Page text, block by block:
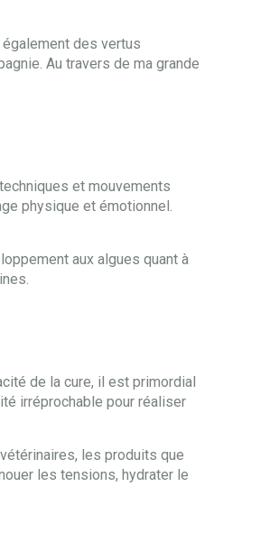
des vertus
Au travers de ma grande
et mouvements
physique et émotionnel.
aux algues quant à
de la cure, il est primordial
irréprochable pour réaliser
les produits que
les tensions, hydrater le